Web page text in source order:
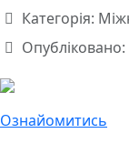
Категорія:
Опубліковано:
Ознайомитись